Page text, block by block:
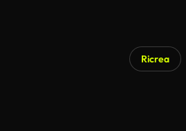
Ricrea